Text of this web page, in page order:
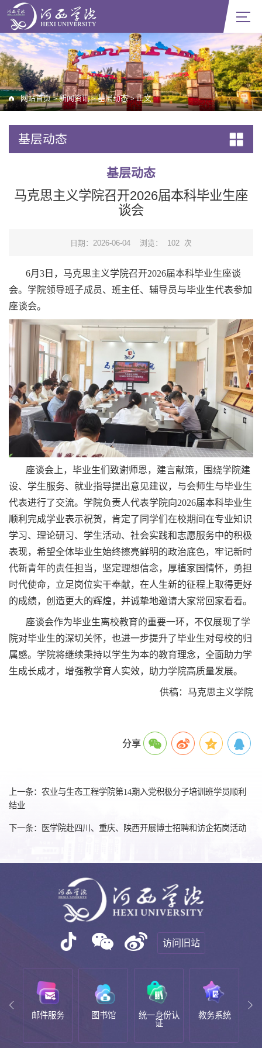
网站首页 > 新闻资讯 > 基层动态 > 正文
基层动态
基层动态
马克思主义学院召开2026届本科毕业生座
谈会
日期：2026-06-04 浏览： 102 次
6月3日，马克思主义学院召开2026届本科毕业生座谈
会。学院领导班子成员、班主任、辅导员与毕业生代表参加
座谈会。
座谈会上，毕业生们致谢师恩，建言献策，围绕学院建
设、学生服务、就业指导提出意见建议，与会师生与毕业生
代表进行了交流。学院负责人代表学院向2026届本科毕业生
顺利完成学业表示祝贺，肯定了同学们在校期间在专业知识
学习、理论研习、学生活动、社会实践和志愿服务中的积极
表现，希望全体毕业生始终擦亮鲜明的政治底色，牢记新时
代新青年的责任担当，坚定理想信念，厚植家国情怀，勇担
时代使命，立足岗位实干奉献，在人生新的征程上取得更好
的成绩，创造更大的辉煌，并诚挚地邀请大家常回家看看。
座谈会作为毕业生离校教育的重要一环，不仅展现了学
院对毕业生的深切关怀，也进一步提升了毕业生对母校的归
属感。学院将继续秉持以学生为本的教育理念，全面助力学
生成长成才，增强教学育人实效，助力学院高质量发展。
供稿：马克思主义学院
分享
上一条：农业与生态工程学院第14期入党积极分子培训班学员顺利
结业
下一条：医学院赴四川、重庆、陕西开展博士招聘和访企拓岗活动
访问旧站
邮件服务 图书馆
统一身份认
证
教务系统